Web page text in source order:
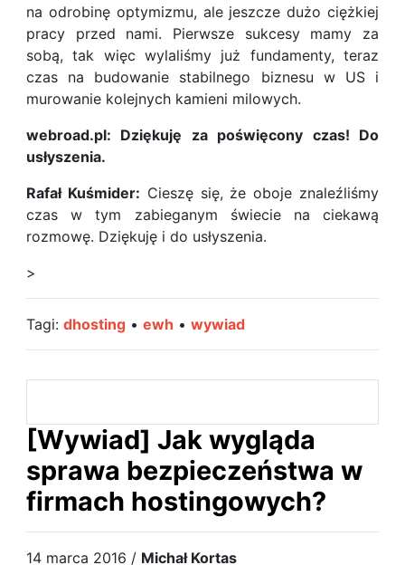
na odrobinę optymizmu, ale jeszcze dużo ciężkiej
pracy przed nami. Pierwsze sukcesy mamy za
sobą, tak więc wylaliśmy już fundamenty, teraz
czas na budowanie stabilnego biznesu w US i
murowanie kolejnych kamieni milowych.
webroad.pl: Dziękuję za poświęcony czas! Do
usłyszenia.
Rafał Kuśmider: Cieszę się, że oboje znaleźliśmy
czas w tym zabieganym świecie na ciekawą
rozmowę. Dziękuję i do usłyszenia.
>
Tagi: dhosting• ewh • wywiad
[Wywiad] Jak wygląda
sprawa bezpieczeństwa w
firmach hostingowych?
14 marca 2016 / Michał Kortas